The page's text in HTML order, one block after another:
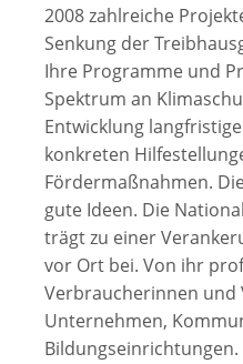
2008 zahlreiche
Senkung der
Ihre Programme und
Spektrum an
Entwicklung
konkreten
Fördermaßnahmen.
gute Ideen. Die
trägt zu einer
vor Ort bei. Von ihr
Verbraucherinnen und
Unternehmen,
Bildungseinrichtungen.